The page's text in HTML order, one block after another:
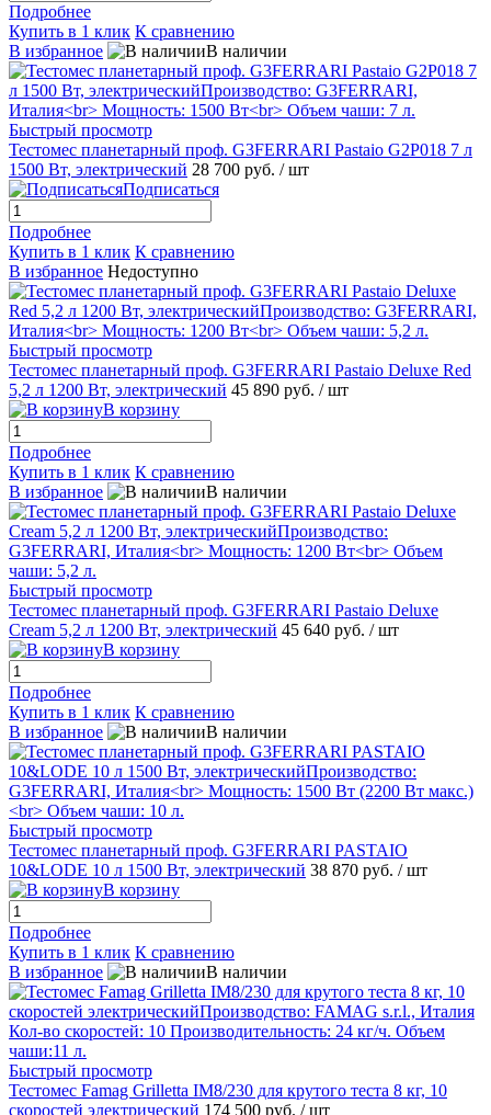
Подробнее
Купить в 1 клик К сравнению
В избранное
В наличии
Быстрый просмотр
Тестомес планетарный проф. G3FERRARI Pastaio G2P018 7 л
1500 Вт, электрический 28 700 руб. / шт
Подписаться
Подробнее
Купить в 1 клик К сравнению
В избранное Недоступно
Быстрый просмотр
Тестомес планетарный проф. G3FERRARI Pastaio Deluxe Red
5,2 л 1200 Вт, электрический 45 890 руб. / шт
В корзину
Подробнее
Купить в 1 клик К сравнению
В избранное
В наличии
Быстрый просмотр
Тестомес планетарный проф. G3FERRARI Pastaio Deluxe
Cream 5,2 л 1200 Вт, электрический 45 640 руб. / шт
В корзину
Подробнее
Купить в 1 клик К сравнению
В избранное
В наличии
Быстрый просмотр
Тестомес планетарный проф. G3FERRARI PASTAIO
10&LODE 10 л 1500 Вт, электрический 38 870 руб. / шт
В корзину
Подробнее
Купить в 1 клик К сравнению
В избранное
В наличии
Быстрый просмотр
Тестомес Famag Grilletta IM8/230 для крутого теста 8 кг, 10
скоростей электрический 174 500 руб. / шт